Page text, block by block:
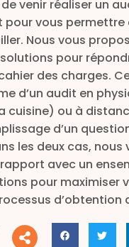
venir réaliser un
vous permettre
Nous vous
pour
des charges.
d’un audit en
cuisine) ou à
d’un
les deux cas, nous
avec un
pour maximiser
d’obtention